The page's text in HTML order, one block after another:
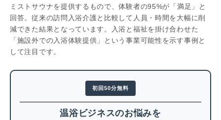
ミストサウナを提供するもので、体験者の95%が「満足」と
回答。従来の訪問入浴介護と比較して人員・時間を大幅に削
減できた結果となっています。入浴と福祉を掛け合わせた
「施設外での入浴体験提供」という事業可能性を示す事例と
して注目です。
初回50分無料
温浴ビジネスのお悩みを